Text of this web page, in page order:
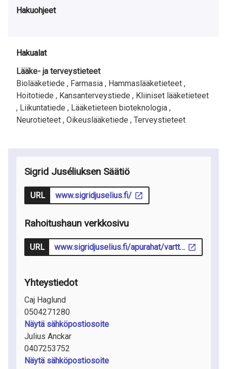
Hakuohjeet
Hakualat
Lääke- ja terveystieteet
Biolääketiede , Farmasia , Hammaslääketieteet ,
Hoitotiede , Kansanterveystiede , Kliiniset lääketieteet
, Liikuntatiede , Lääketieteen bioteknologia ,
Neurotieteet , Oikeuslääketiede , Terveystieteet
Sigrid Juséliuksen Säätiö
URL www.sigridjuselius.fi/
Rahoitushaun verkkosivu
URL www.sigridjuselius.fi/apurahat/varttunut-tutkija-4-vuotta/
Yhteystiedot
Caj Haglund
0504271280
Näytä sähköpostiosoite
Julius Anckar
0407253752
Näytä sähköpostiosoite